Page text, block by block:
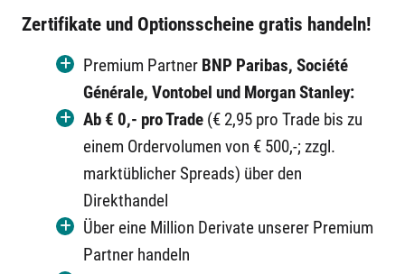
Zertifikate und Optionsscheine gratis handeln!
Premium Partner BNP Paribas, Société
Générale, Vontobel und Morgan Stanley:
Ab € 0,- pro Trade (€ 2,95 pro Trade bis zu
einem Ordervolumen von € 500,-; zzgl.
marktüblicher Spreads) über den
Direkthandel
Über eine Million Derivate unserer Premium
Partner handeln